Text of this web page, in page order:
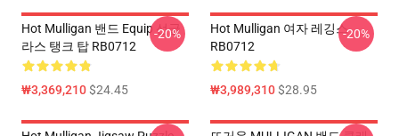
Hot Mulligan 밴드 Equip 선글
라스 탱크 탑 RB0712
₩3,369,210$24.45
-20%
Hot Mulligan 여자 레깅스
RB0712
₩3,989,310$28.95
-20%